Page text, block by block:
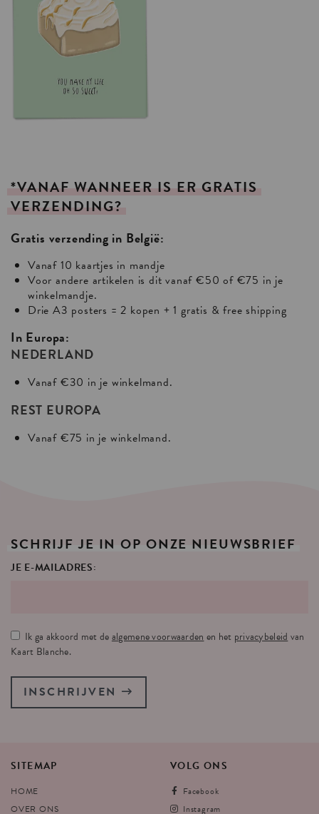
*VANAF WANNEER IS ER GRATIS
VERZENDING?
Gratis verzending in België:
Vanaf 10 kaartjes in mandje
Voor andere artikelen is dit vanaf €50 of €75 in je
winkelmandje.
Drie A3 posters = 2 kopen + 1 gratis & free shipping
In Europa:
NEDERLAND
Vanaf €30 in je winkelmand.
REST EUROPA
Vanaf €75 in je winkelmand.
SCHRIJF JE IN OP ONZE NIEUWSBRIEF
JE E-MAILADRES:
Ik ga akkoord met dealgemene voorwaarden en het privacybeleid van
Kaart Blanche.
INSCHRIJVEN
SITEMAP
HOME
OVER ONS
VOLG ONS
Facebook
Instagram